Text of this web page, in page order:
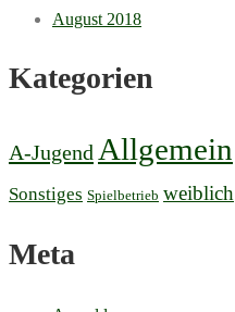
August 2018
Kategorien
A-Jugend Allgemein
Sonstiges Spielbetrieb weiblich
Meta